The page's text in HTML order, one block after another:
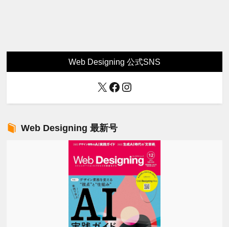
Web Designing 公式SNS
X Facebook
Instagram
Web Designing 最新号